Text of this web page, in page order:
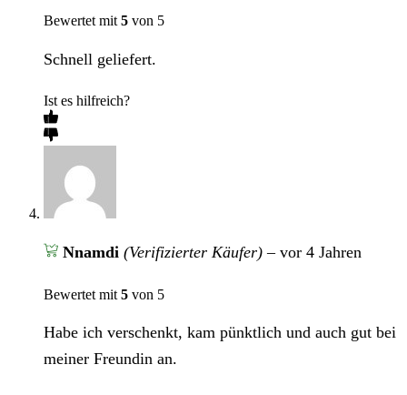
Bewertet mit 5 von 5
Schnell geliefert.
Ist es hilfreich?
Nnamdi (Verifizierter Käufer) – vor 4 Jahren
Bewertet mit 5 von 5
Habe ich verschenkt, kam pünktlich und auch gut bei
meiner Freundin an.